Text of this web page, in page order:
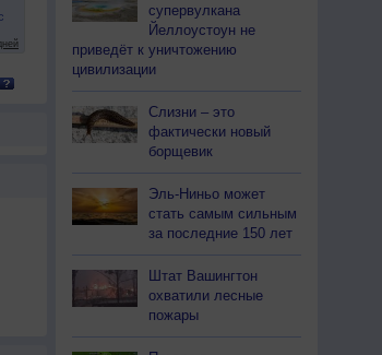
супервулкана
Йеллоустоун не
приведёт к уничтожению
цивилизации
Слизни – это
фактически новый
борщевик
Эль-Ниньо может
стать самым сильным
за последние 150 лет
Штат Вашингтон
охватили лесные
пожары